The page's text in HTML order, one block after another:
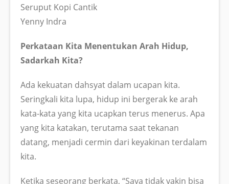
Seruput Kopi Cantik
Yenny Indra
Perkataan Kita Menentukan Arah Hidup,
Sadarkah Kita?
Ada kekuatan dahsyat dalam ucapan kita.
Seringkali kita lupa, hidup ini bergerak ke arah
kata-kata yang kita ucapkan terus menerus. Apa
yang kita katakan, terutama saat tekanan
datang, menjadi cermin dari keyakinan terdalam
kita.
Ketika seseorang berkata, “Saya tidak yakin bisa